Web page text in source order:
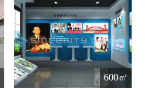
600㎡